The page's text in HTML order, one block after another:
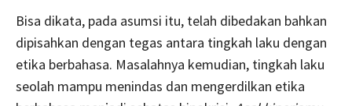
Bisa dikata, pada asumsi itu, telah dibedakan bahkan
dipisahkan dengan tegas antara tingkah laku dengan
etika berbahasa. Masalahnya kemudian, tingkah laku
seolah mampu menindas dan mengerdilkan etika